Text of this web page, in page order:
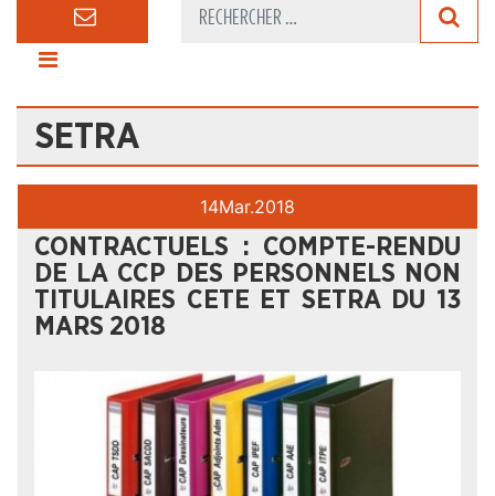
SETRA
14Mar.2018
CONTRACTUELS : COMPTE-RENDU
DE LA CCP DES PERSONNELS NON
TITULAIRES CETE ET SETRA DU 13
MARS 2018